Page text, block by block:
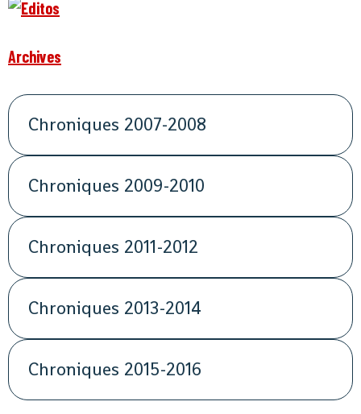
Archives
Chroniques 2007-2008
Chroniques 2009-2010
Chroniques 2011-2012
Chroniques 2013-2014
Chroniques 2015-2016